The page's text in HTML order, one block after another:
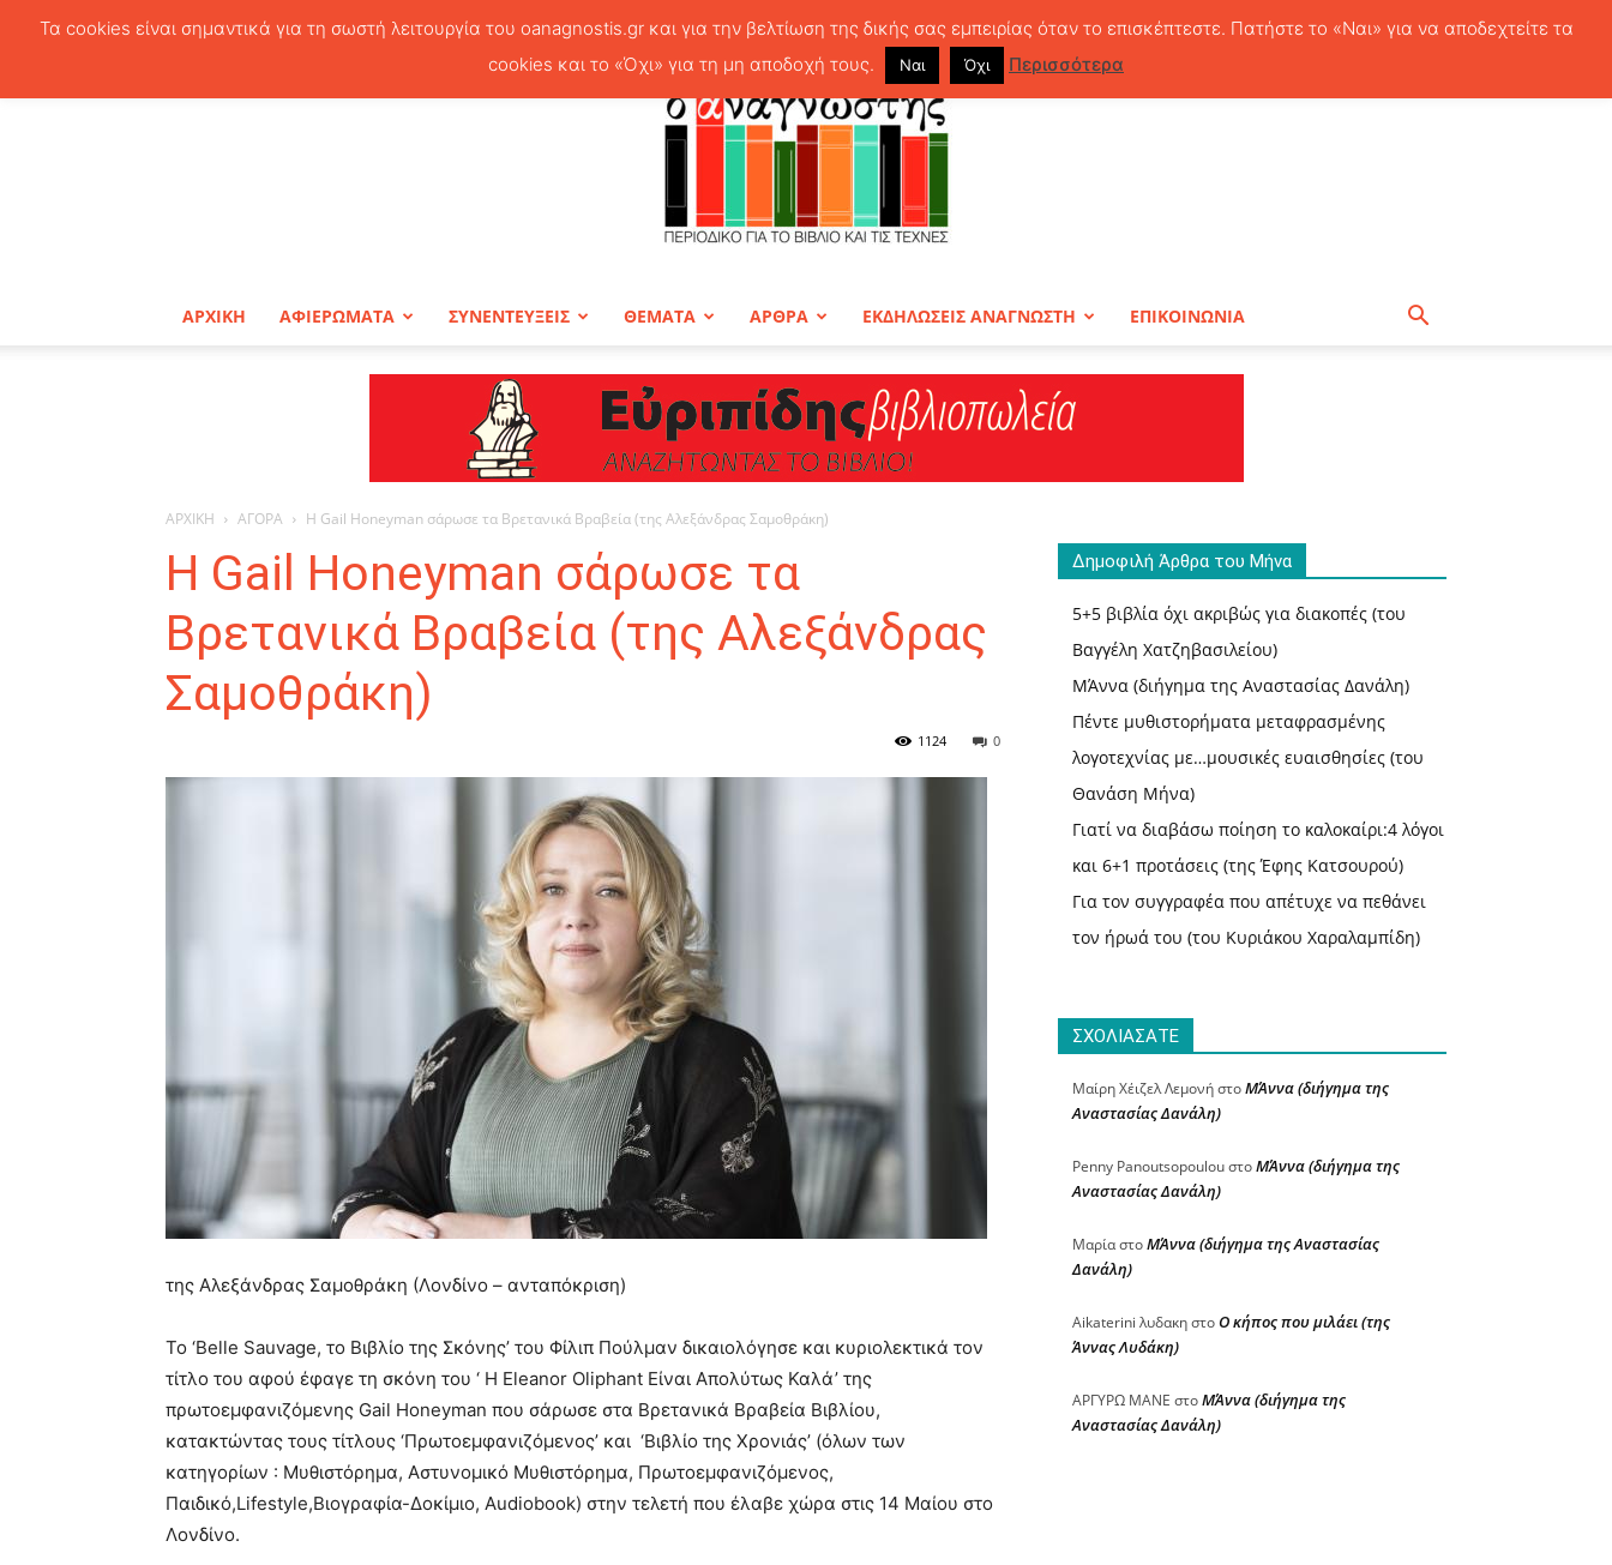
Σάββατο, 8 Αυγούστου, 2026
Ο
ΒΙΒΛΙΟ
ΤΙΣ
ΑΡΧΙΚΗ ΑΦΙΕΡΩΜΑΤΑ ΣΥΝΕΝΤΕΥΞΕΙΣ ΘΕΜΑΤΑ ΑΡΘΡΑ ΕΚΔΗΛΩΣΕΙΣ ΑΝΑΓΝΩΣΤΗ ΕΠΙΚΟΙΝΩΝΙΑ
ΑΡΧΙΚΗ ΑΓΟΡΑ H Gail Honeyman σάρωσε τα Βρετανικά Βραβεία (της Αλεξάνδρας Σαμοθράκη)
H Gail Honeyman σάρωσε τα
Βρετανικά Βραβεία (της Αλεξάνδρας
Σαμοθράκη)
0
1124
της Αλεξάνδρας Σαμοθράκη (Λονδίνο – ανταπόκριση)
Το ‘Belle Sauvage, το Βιβλίο της Σκόνης’ του Φίλιπ Πούλμαν δικαιολόγησε και κυριολεκτικά τον
τίτλο του αφού έφαγε τη σκόνη του ‘ Η Eleanor Oliphant Είναι Απολύτως Καλά’ της
πρωτοεμφανιζόμενης Gail Honeyman που σάρωσε στα Βρετανικά Βραβεία Βιβλίου,
κατακτώντας τους τίτλους ‘Πρωτοεμφανιζόμενος’ και ‘Βιβλίο της Χρονιάς’ (όλων των
κατηγορίων : Μυθιστόρημα, Αστυνομικό Μυθιστόρημα, Πρωτοεμφανιζόμενος,
Παιδικό,Lifestyle,Βιογραφία-Δοκίμιο, Audiobook) στην τελετή που έλαβε χώρα στις 14 Μαίου στο
Λονδίνο.
Δημοφιλή Άρθρα του Μήνα
5+5 βιβλία όχι ακριβώς για διακοπές (του
Βαγγέλη Χατζηβασιλείου)
ΜΆννα (διήγημα της Αναστασίας Δανάλη)
Πέντε μυθιστορήματα μεταφρασμένης
λογοτεχνίας με…μουσικές ευαισθησίες (του
Θανάση Μήνα)
Γιατί να διαβάσω ποίηση το καλοκαίρι:4 λόγοι
και 6+1 προτάσεις (της Έφης Κατσουρού)
Για τον συγγραφέα που απέτυχε να πεθάνει
τον ήρωά του (του Κυριάκου Χαραλαμπίδη)
ΣΧΟΛΙΑΣΑΤΕ
Μαίρη Χέιζελ ΛεμονήστοΜΆννα (διήγημα της
Αναστασίας Δανάλη)
Penny PanoutsopoulouστοΜΆννα (διήγημα της
Αναστασίας Δανάλη)
ΜαρίαστοΜΆννα (διήγημα της Αναστασίας
Δανάλη)
Aikaterini λυδακηστοΟ κήπος που μιλάει (της
Άννας Λυδάκη)
ΑΡΓΥΡΩ ΜΑΝΕ στοΜΆννα (διήγημα της
Αναστασίας Δανάλη)
Τα cookies είναι σημαντικά για τη σωστή λειτουργία του oanagnostis.gr και για την βελτίωση της δικής σας εμπειρίας όταν το επισκέπτεστε. Πατήστε το «Ναι» για να αποδεχτείτε τα
cookies και το «Όχι» για τη μη αποδοχή τους.
Ναι Όχι Περισσότερα